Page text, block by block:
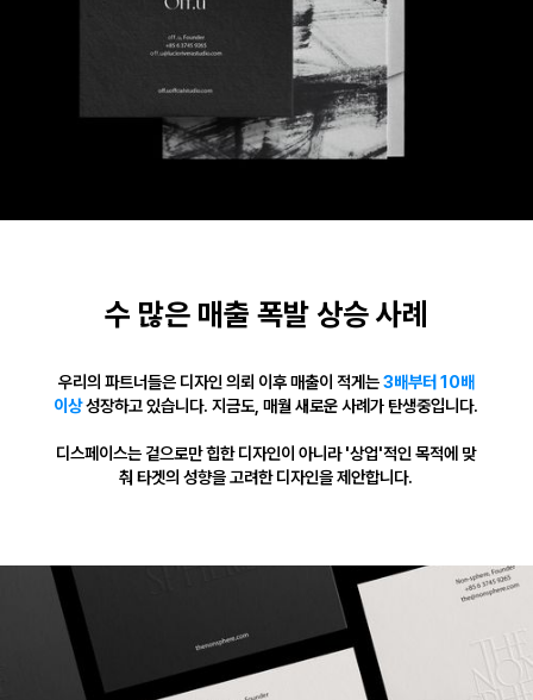
수 많은 매출 폭발 상승 사례
우리의 파트너들은 디자인 의뢰 이후 매출이 적게는3배부터 10배
이상성장하고 있습니다. 지금도, 매월 새로운 사례가 탄생중입니다.
디스페이스는 겉으로만 힙한 디자인이 아니라 '상업'적인 목적에 맞
춰 타겟의 성향을 고려한 디자인을 제안합니다.